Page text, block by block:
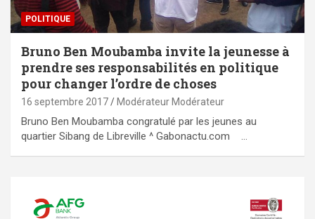
POLITIQUE
Bruno Ben Moubamba invite la jeunesse à
prendre ses responsabilités en politique
pour changer l’ordre de choses
16 septembre 2017 Modérateur Modérateur
Bruno Ben Moubamba congratulé par les jeunes au
quartier Sibang de Libreville ^ Gabonactu.com …